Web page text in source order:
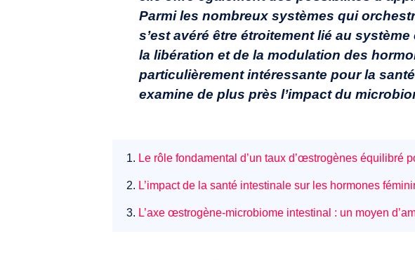
Parmi les nombreux systèmes qui
s’est avéré être étroitement lié au
la libération et de la modulation des
particulièrement intéressante pour la
examine de plus près l’impact du
1. Le rôle fondamental d’un taux d’œstrogènes équilibré
2. L’impact de la santé intestinale sur les hormones
3. L’axe œstrogène-microbiome intestinal : un moyen